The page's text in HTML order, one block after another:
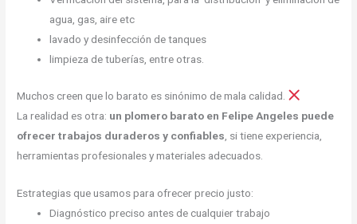
agua, gas, aire etc
lavado y desinfección de tanques
limpieza de tuberías, entre otras.
Muchos creen que lo barato es sinónimo de mala calidad.
La realidad es otra: un plomero barato en Felipe Angeles puede
ofrecer trabajos duraderos y confiables , si tiene experiencia,
herramientas profesionales y materiales adecuados.
Estrategias que usamos para ofrecer precio justo:
Diagnóstico preciso antes de cualquier trabajo